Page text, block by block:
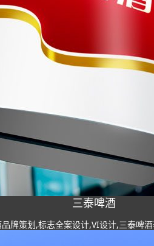
三泰啤酒
品牌策划,标志全案设计,VI设计,三泰啤